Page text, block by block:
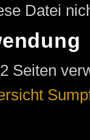
Datei
Seiten